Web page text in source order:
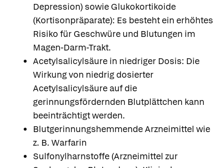
Depression) sowie Glukokortikoide
(Kortisonpräparate): Es besteht ein erhöhtes
Risiko für Geschwüre und Blutungen im
Magen-Darm-Trakt.
Acetylsalicylsäure in niedriger Dosis: Die
Wirkung von niedrig dosierter
Acetylsalicylsäure auf die
gerinnungsfördernden Blutplättchen kann
beeinträchtigt werden.
Blutgerinnungshemmende Arzneimittel wie
z. B. Warfarin
Sulfonylharnstoffe (Arzneimittel zur
Apotheken in
Ihrer Nähe